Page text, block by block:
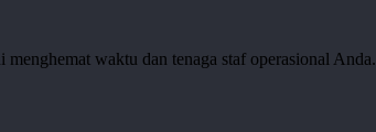
waktu dan tenaga staf operasional Anda.